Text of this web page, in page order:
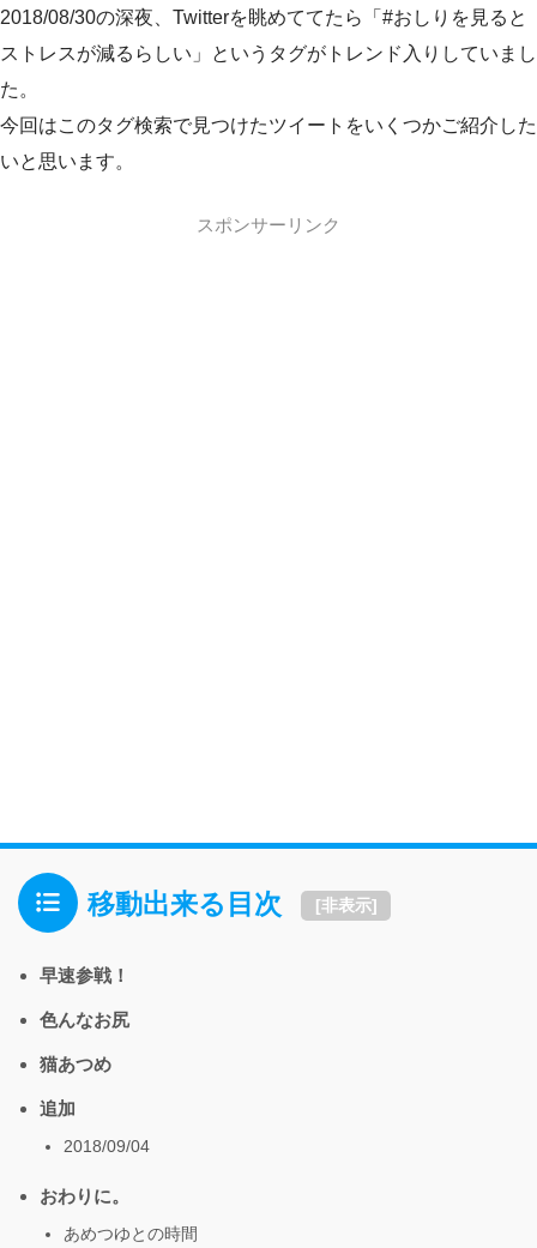
2018/08/30の深夜、Twitterを眺めててたら「#おしりを見ると
ストレスが減るらしい」というタグがトレンド入りしていまし
た。
今回はこのタグ検索で見つけたツイートをいくつかご紹介した
いと思います。
スポンサーリンク
移動出来る目次 [非表示]
早速参戦！
色んなお尻
猫あつめ
追加
2018/09/04
おわりに。
あめつゆとの時間